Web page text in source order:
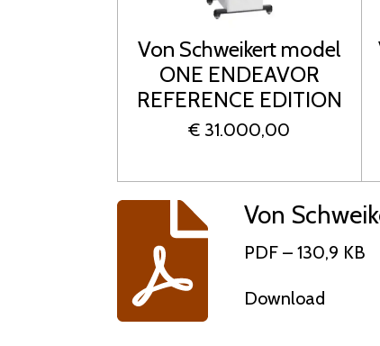
Von Schweikert model
ONE ENDEAVOR
REFERENCE EDITION
€ 31.000,00
Von
PDF – 130,9 KB
Download